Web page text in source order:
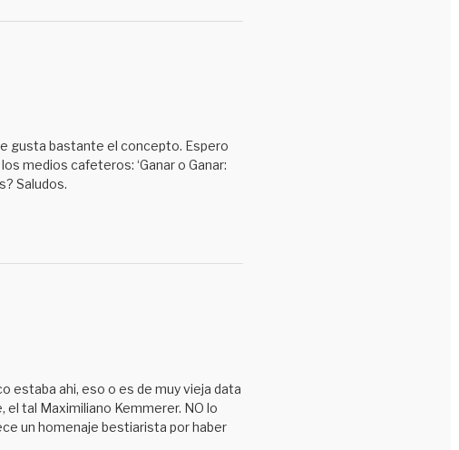
gusta bastante el concepto. Espero
medios cafeteros: ‘Ganar o Ganar:
Saludos.
estaba ahi, eso o es de muy vieja data
el tal Maximiliano Kemmerer. NO lo
un homenaje bestiarista por haber
Segundas partes
Uncategorized
Venga a Cali, tape en el Cali